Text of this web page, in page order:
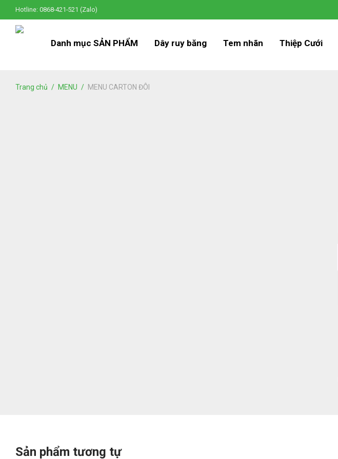
Hotline: 0868-421-521 (Zalo)
Danh mục SẢN PHẨM Dây ruy băng Tem nhãn Thiệp Cưới
Trang chủ / MENU / MENU CARTON ĐÔI
Sản phẩm tương tự